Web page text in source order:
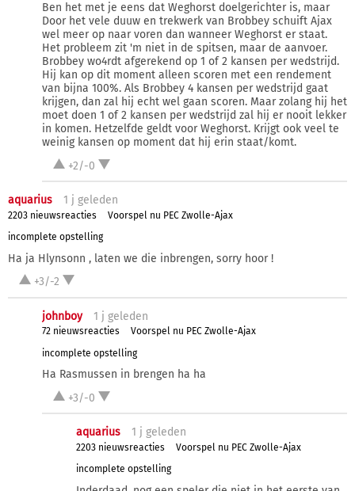
Ben het met je eens dat Weghorst doelgerichter is, maar
Door het vele duuw en trekwerk van Brobbey schuift Ajax
wel meer op naar voren dan wanneer Weghorst er staat.
Het probleem zit 'm niet in de spitsen, maar de aanvoer.
Brobbey wo4rdt afgerekend op 1 of 2 kansen per wedstrijd.
Hij kan op dit moment alleen scoren met een rendement
van bijna 100%. Als Brobbey 4 kansen per wedstrijd gaat
krijgen, dan zal hij echt wel gaan scoren. Maar zolang hij het
moet doen 1 of 2 kansen per wedstrijd zal hij er nooit lekker
in komen. Hetzelfde geldt voor Weghorst. Krijgt ook veel te
weinig kansen op moment dat hij erin staat/komt.
+2/-0
aquarius 1 j geleden
2203 nieuwsreacties
Voorspel nu PEC Zwolle-Ajax
incomplete opstelling
Ha ja Hlynsonn , laten we die inbrengen, sorry hoor !
+3/-2
johnboy 1 j geleden
72 nieuwsreacties
Voorspel nu PEC Zwolle-Ajax
incomplete opstelling
Ha Rasmussen in brengen ha ha
+3/-0
aquarius 1 j geleden
2203 nieuwsreacties
Voorspel nu PEC Zwolle-Ajax
incomplete opstelling